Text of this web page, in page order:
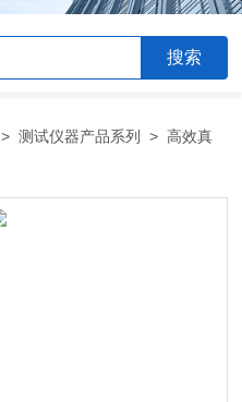
>测试仪器产品系列 >高效真